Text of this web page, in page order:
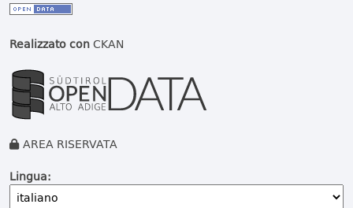
Realizzato conCKAN
AREA RISERVATA
Lingua